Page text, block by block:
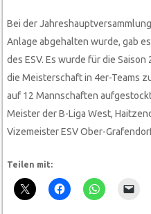
Bei der
Anlage abgehalten wurde, gab
des ESV. Es wurde für die
die Meisterschaft in 4er-Teams
auf 12 Mannschaften
Meister der B-Liga West,
Vizemeister ESV Ober-
Teilen mit: